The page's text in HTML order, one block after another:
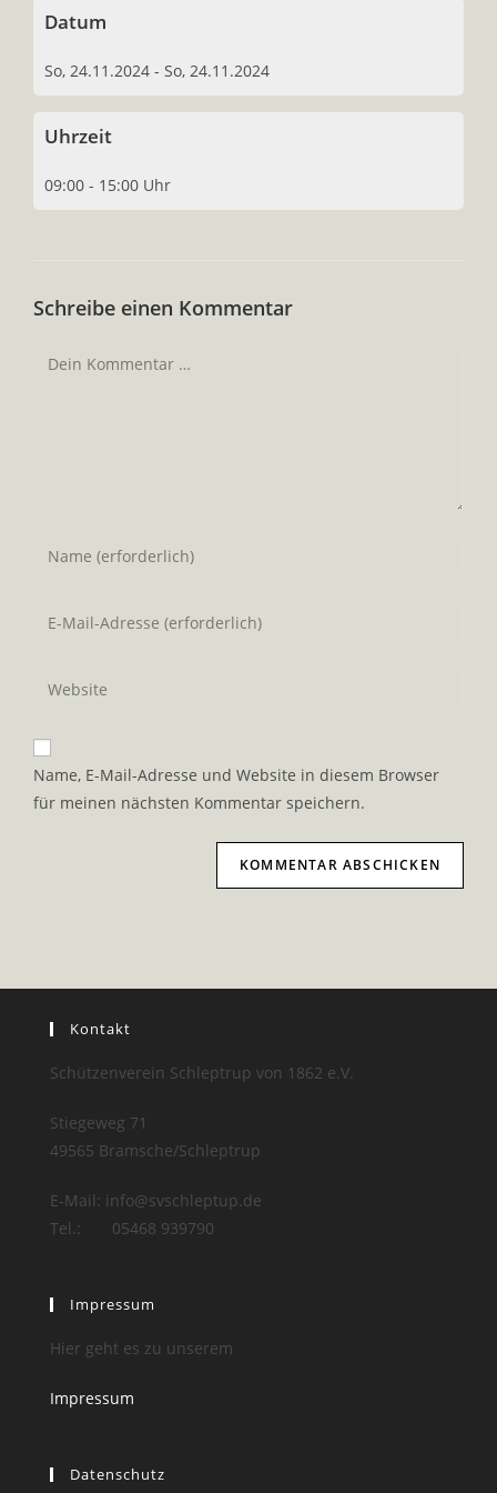
Datum
So, 24.11.2024 - So, 24.11.2024
Uhrzeit
09:00 - 15:00 Uhr
Schreibe einen Kommentar
Kommentar
Gib
oder
zum
ein
Gib
Mail-
zum
Kommentieren
ein
Gib
Website-
URL
Name, E-Mail-Adresse und Website in diesem Browser
für meinen nächsten Kommentar speichern.
Kontakt
Schützenverein Schleptrup von 1862 e.V.
Stiegeweg 71
49565 Bramsche/Schleptrup
E-Mail: info@svschleptup.de
Tel.: 05468 939790
Impressum
Hier geht es zu unserem
Impressum
Datenschutz